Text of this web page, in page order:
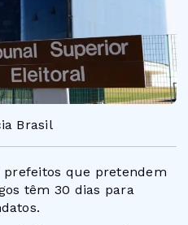
Brasil
prefeitos que pretendem
têm 30 dias para